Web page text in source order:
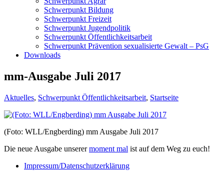
Schwerpunkt Bildung
Schwerpunkt Freizeit
Schwerpunkt Jugendpolitik
Schwerpunkt Öffentlichkeitsarbeit
Schwerpunkt Prävention sexualisierte Gewalt – PsG
Downloads
mm-Ausgabe Juli 2017
Aktuelles, Schwerpunkt Öffentlichkeitsarbeit, Startseite
(Foto: WLL/Engberding) mm Ausgabe Juli 2017
Die neue Ausgabe unserermoment mal ist auf dem Weg zu euch!
Impressum/Datenschutzerklärung